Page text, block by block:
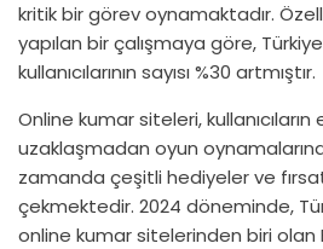
kritik bir görev oynamaktadır.
yapılan bir çalışmaya göre,
kullanıcılarının sayısı %30 artmıştır.
Online kumar siteleri,
uzaklaşmadan oyun
zamanda çeşitli hediyeler ve
çekmektedir. 2024 döneminde,
online kumar sitelerinden biri olan